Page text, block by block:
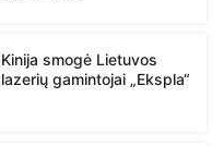
Kinija smogė Lietuvos
lazerių gamintojai „Ekspla“